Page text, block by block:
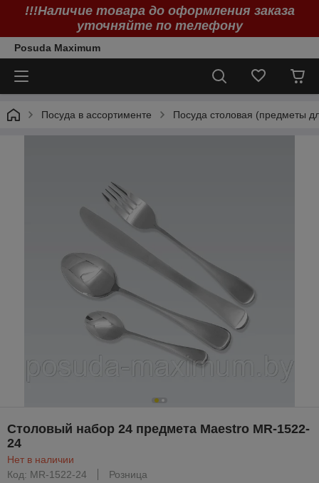
!!!Наличие товара до оформления заказа
уточняйте по телефону
Posuda Maximum
Посуда в ассортименте Посуда столовая (предметы
Столовый набор 24 предмета Maestro MR-1522-
24
Нет в наличии
Код: MR-1522-24
Розница